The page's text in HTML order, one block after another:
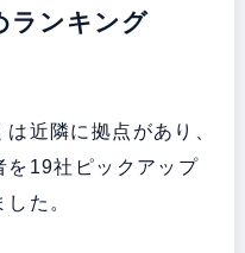
ランキング
近隣に拠点があり、
を19社ピックアップ
た。